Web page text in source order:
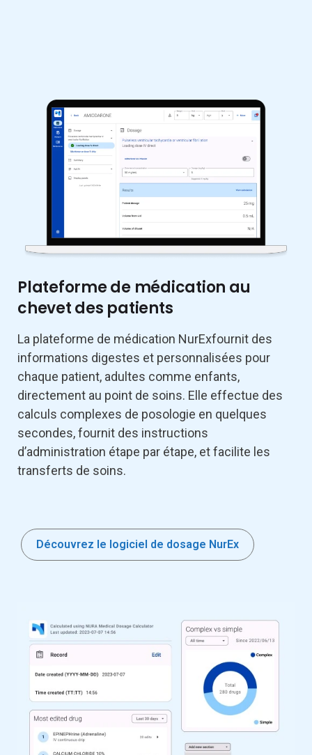
Plateforme de médication au
chevet des patients
La plateforme de médication NurExfournit des
informations digestes et personnalisées pour
chaque patient, adultes comme enfants,
directement au point de soins. Elle effectue des
calculs complexes de posologie en quelques
secondes, fournit des instructions
d’administration étape par étape, et facilite les
transferts de soins.
Découvrez le logiciel de dosage NurEx